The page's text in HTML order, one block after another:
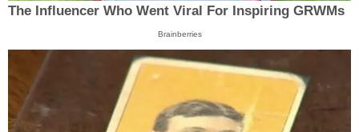
The Influencer Who Went Viral For Inspiring GRWMs
Brainberries